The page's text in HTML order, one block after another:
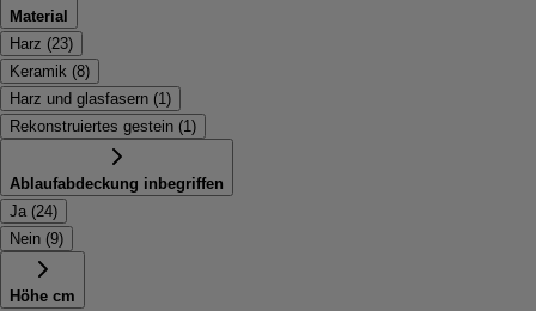
Material
Harz (23)
Keramik (8)
Harz und glasfasern (1 )
Rekonstruiertes gestein (1 )
Ablaufabdeckung inbegriffen
Ja (24)
Nein (9)
Höhe cm